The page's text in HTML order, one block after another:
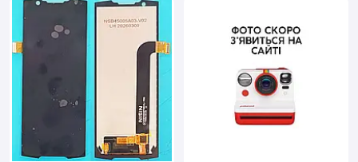
Сервисный центр VNGSM